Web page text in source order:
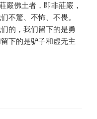
嚴佛土者，即非莊嚴，
不驚、不怖、不畏。
的，我们留下的是勇
下的是驴子和虚无主